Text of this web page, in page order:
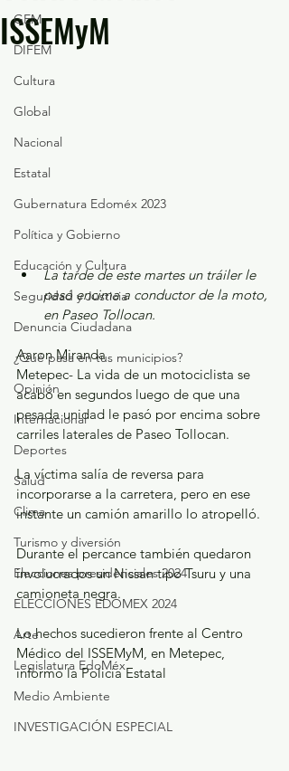
GEM
DIFEM
Cultura
Global
Nacional
Estatal
Gubernatura Edoméx 2023
Política y Gobierno
Educación y Cultura
Seguridad y Justicia
Denuncia Ciudadana
¿Qué pasa en tus municipios?
Opinión
Internacional
Deportes
Salud
Clima
Turismo y diversión
Elecciones presidenciales 2024
ELECCIONES EDOMEX 2024
Arte
Legislatura EdoMéx
Medio Ambiente
INVESTIGACIÓN ESPECIAL
ISSEMyM
La tarde de este martes un tráiler le
pasó encima a conductor de la moto,
en Paseo Tollocan.
Aaron Miranda
Metepec- La vida de un motociclista se
acabó en segundos luego de que una
pesada unidad le pasó por encima sobre
carriles laterales de Paseo Tollocan.
La víctima salía de reversa para
incorporarse a la carretera, pero en ese
instante un camión amarillo lo atropelló.
Durante el percance también quedaron
involucrados un Nissan tipo Tsuru y una
camioneta negra.
Lo hechos sucedieron frente al Centro
Médico del ISSEMyM, en Metepec,
informó la Policía Estatal